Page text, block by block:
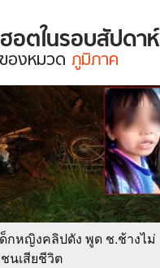
ฮอตในรอบสัปดาห์
ของหมวด ภูมิภาค
ด็กหญิงคลิปดัง พูด ช.ช้างไม่
นเสียชีวิต